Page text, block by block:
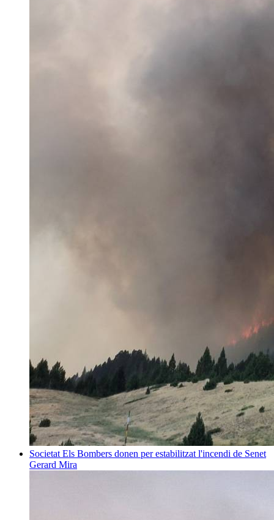
Societat Els Bombers donen per estabilitzat l'incendi de Senet
Gerard Mira